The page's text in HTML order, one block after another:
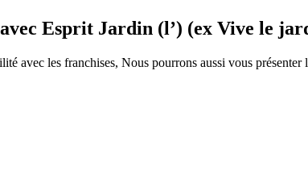
Esprit Jardin (l’) (ex Vive le
avec les franchises, Nous pourrons aussi vous